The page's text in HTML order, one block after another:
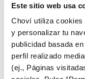
Este sitio web usa
Choví utiliza cookies
y personalizar tu
publicidad basada
perfil realizado
(ej., Páginas
Crujiente